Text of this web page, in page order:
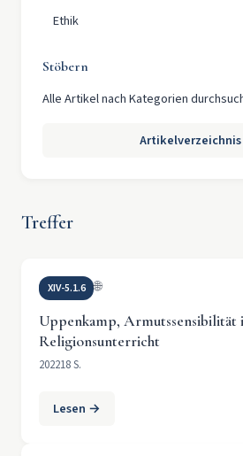
Ethik
Stöbern
Alle Artikel nach Kategorien
Treffer
XIV-5.1.6 🌐
Uppenkamp, Armutssensibilität
Religionsunterricht
202218 S.
Lesen →